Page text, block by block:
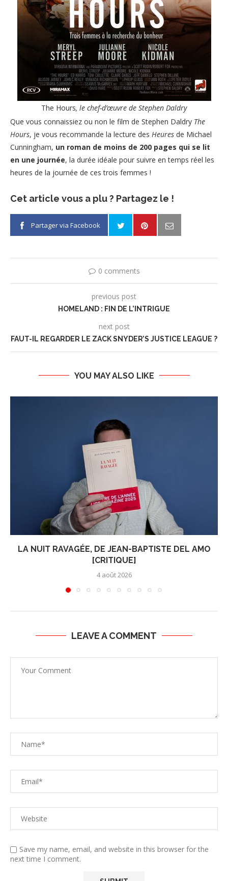
The Hours, le chef-d’œuvre de Stephen Daldry
Que vous connaissiez ou non le film de Stephen Daldry The
Hours, je vous recommande la lecture des Heures de Michael
Cunningham, un roman de moins de 200 pages qui se lit
en une journée, la durée idéale pour suivre en temps réel les
heures de la journée de ces trois femmes !
Cet article vous a plu ? Partagez le !
Partager via Facebook
0 comments
previous post
HOMELAND : FIN DE L’INTRIGUE
next post
FAUT-IL REGARDER LE ZACK SNYDER’S JUSTICE LEAGUE ?
YOU MAY ALSO LIKE
LA NUIT RAVAGÉE, DE JEAN-BAPTISTE DEL AMO
[CRITIQUE]
4 août 2026
LEAVE A COMMENT
Save my name, email, and website in this browser for the
next time I comment.